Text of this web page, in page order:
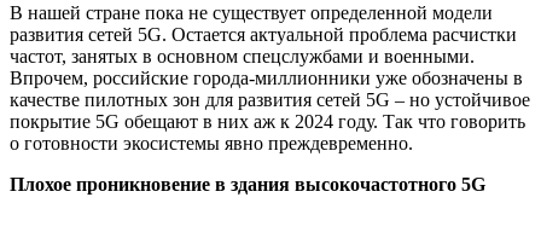
В нашей стране пока не существует определенной модели
развития сетей 5G. Остается актуальной проблема расчистки
частот, занятых в основном спецслужбами и военными.
Впрочем, российские города-миллионники уже обозначены в
качестве пилотных зон для развития сетей 5G – но устойчивое
покрытие 5G обещают в них аж к 2024 году. Так что говорить
о готовности экосистемы явно преждевременно.
Плохое проникновение в здания высокочастотного 5G